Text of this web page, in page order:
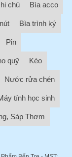
chú Bìa acco
Bìa trình ký
Pin
quỹ Kéo
Nước rửa chén
tính học sinh
Sáp Thơm